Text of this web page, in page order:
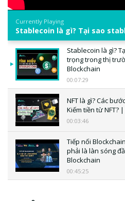
Currently Playing
Stablecoin là gì?
trọng trong thị
Blockchain
00:07:29
NFT là gì? Các
Kiếm tiền từ NFT?
00:03:46
Tiếp nối
phải là làn sóng
Blockchain
00:45:25